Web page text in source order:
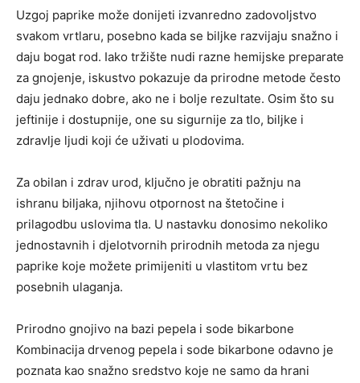
Uzgoj paprike može donijeti izvanredno zadovoljstvo
svakom vrtlaru, posebno kada se biljke razvijaju snažno i
daju bogat rod. Iako tržište nudi razne hemijske preparate
za gnojenje, iskustvo pokazuje da prirodne metode često
daju jednako dobre, ako ne i bolje rezultate. Osim što su
jeftinije i dostupnije, one su sigurnije za tlo, biljke i
zdravlje ljudi koji će uživati u plodovima.
Za obilan i zdrav urod, ključno je obratiti pažnju na
ishranu biljaka, njihovu otpornost na štetočine i
prilagodbu uslovima tla. U nastavku donosimo nekoliko
jednostavnih i djelotvornih prirodnih metoda za njegu
paprike koje možete primijeniti u vlastitom vrtu bez
posebnih ulaganja.
Prirodno gnojivo na bazi pepela i sode bikarbone
Kombinacija drvenog pepela i sode bikarbone odavno je
poznata kao snažno sredstvo koje ne samo da hrani